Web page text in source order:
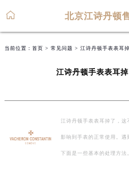
北京江诗丹顿
当前位置： 首页 > 常见问题 > 江诗丹顿手表表耳
江诗丹顿手表表耳
江诗丹顿手表表耳掉了，
影响到手表的正常使用。遇
下面是一些基本的处理方法